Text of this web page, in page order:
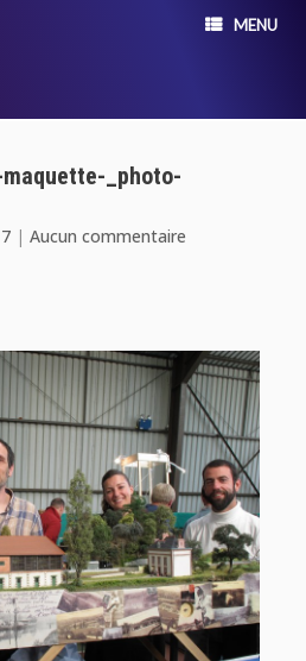
MENU
_photo-
| Aucun commentaire